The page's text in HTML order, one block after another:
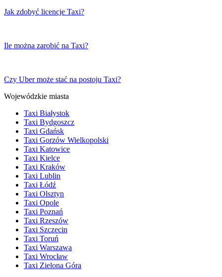
Jak zdobyć licencje Taxi?
Ile można zarobić na Taxi?
Czy Uber może stać na postoju Taxi?
Wojewódzkie miasta
Taxi Białystok
Taxi Bydgoszcz
Taxi Gdańsk
Taxi Gorzów Wielkopolski
Taxi Katowice
Taxi Kielce
Taxi Kraków
Taxi Lublin
Taxi Łódź
Taxi Olsztyn
Taxi Opole
Taxi Poznań
Taxi Rzeszów
Taxi Szczecin
Taxi Toruń
Taxi Warszawa
Taxi Wrocław
Taxi Zielona Góra